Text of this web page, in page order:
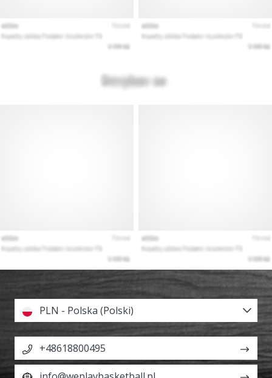
PLN - Polska (Polski)
+48618800495